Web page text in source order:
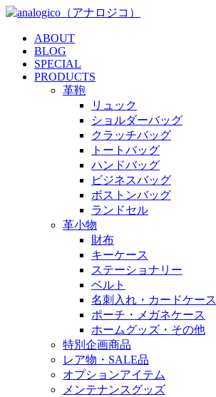
ABOUT
BLOG
SPECIAL
PRODUCTS
革鞄
リュック
ショルダーバッグ
クラッチバッグ
トートバッグ
ハンドバッグ
ビジネスバッグ
ボストンバッグ
ランドセル
革小物
財布
キーケース
ステーショナリー
ベルト
名刺入れ・カードケース
ポーチ・メガネケース
ホームグッズ・その他
特別企画商品
レア物・SALE品
オプションアイテム
メンテナンスグッズ